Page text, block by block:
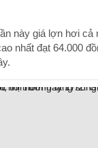
này giá lợn hơi
nhất đạt 64.000